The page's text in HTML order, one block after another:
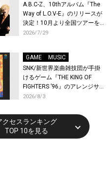
A.B.C-Z、10thアルバム『The
Way of L.O.V-E』のリリースが
決定！10月より全国ツアーを
開催！
2026/7/29
GAME
MUSIC
SNK/新世界楽曲雑技団が手掛
けるゲーム『THE KING OF
FIGHTERS ’96』のアレンジサ
ウンドトラックが配信開始！
2026/8/3
クセスランキング
TOP 10を見る